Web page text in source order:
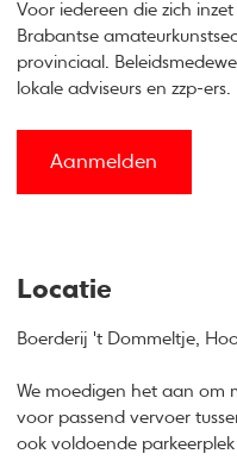
Voor iedereen die zich
Brabantse
provinciaal.
lokale adviseurs en zzp-ers.
Aanmelden
Locatie
Boerderij 't Dommeltje,
We moedigen het aan om
voor passend vervoer
ook voldoende